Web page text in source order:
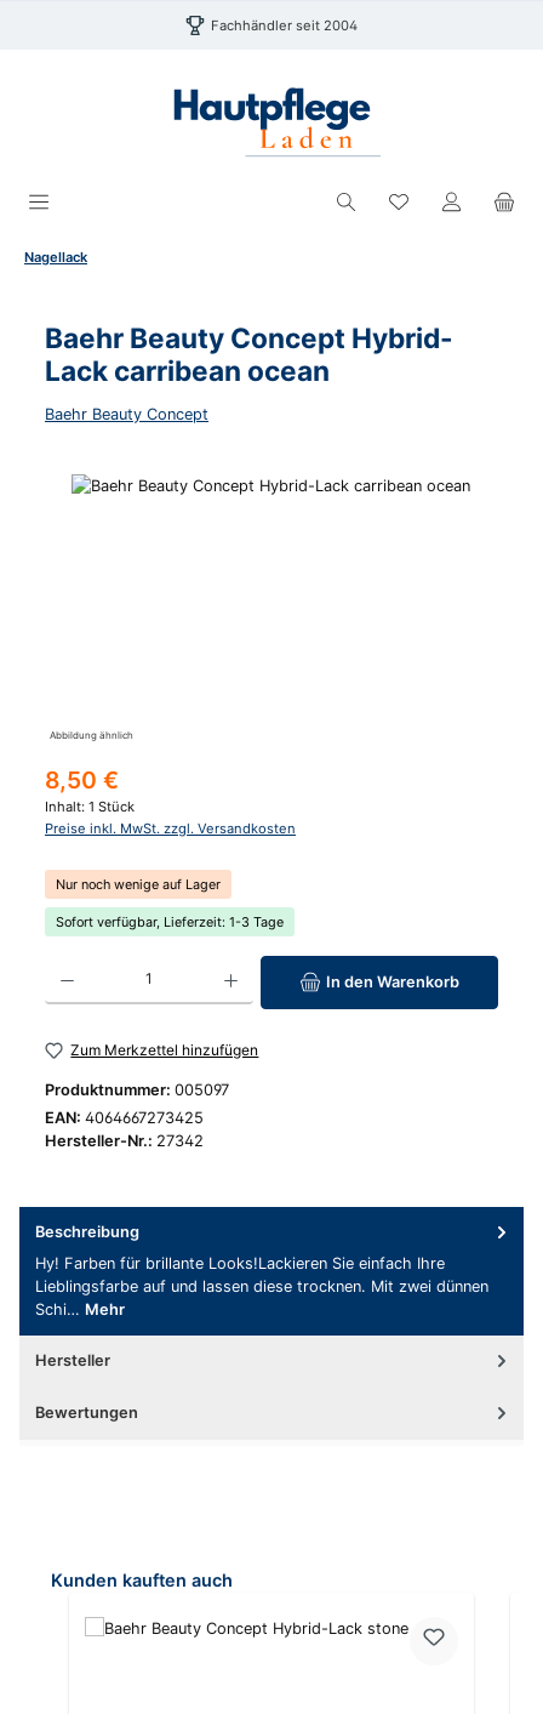
Zum Hauptinhalt springen Fachhändler seit 2004
Du hast 0
Nagellack
Baehr Beauty Concept Hybrid-
Lack carribean ocean
Baehr Beauty Concept
Bildergalerie überspringen
Abbildung ähnlich
Regulärer Preis:
8,50 €
Inhalt: 1 Stück
Preise inkl. MwSt. zzgl. Versandkosten
Nur noch wenige auf Lager
Sofort verfügbar, Lieferzeit: 1-3 Tage
Produkt Anzahl: Gib den gewünschten Wert ein oder benutze die
In den Warenkorb
Zum Merkzettel hinzufügen
Produktnummer: 005097
EAN: 4064667273425
Hersteller-Nr.: 27342
Beschreibung
Hy! Farben für brillante Looks!Lackieren Sie einfach Ihre
Lieblingsfarbe auf und lassen diese trocknen. Mit zwei dünnen
Schi… Mehr
Hersteller
Bewertungen
Produktgalerie überspringen
Kunden kauften auch